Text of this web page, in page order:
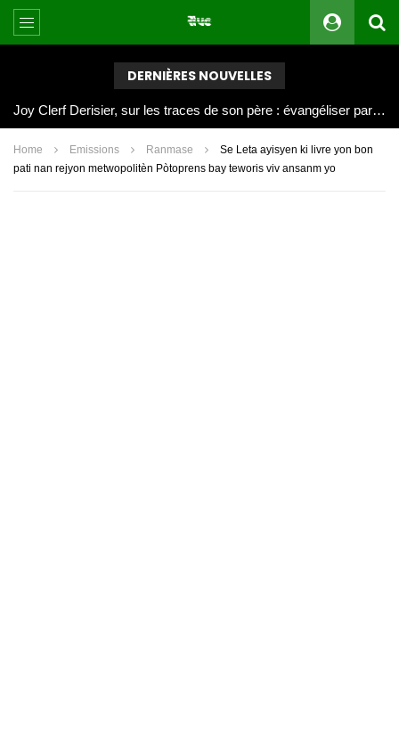
DERNIÈRES NOUVELLES
Joy Clerf Derisier, sur les traces de son père : évangéliser par la musique
Home Emissions Ranmase
Se Leta ayisyen ki livre yon bon
pati nan rejyon metwopolitèn Pòtoprens bay teworis viv ansanm yo